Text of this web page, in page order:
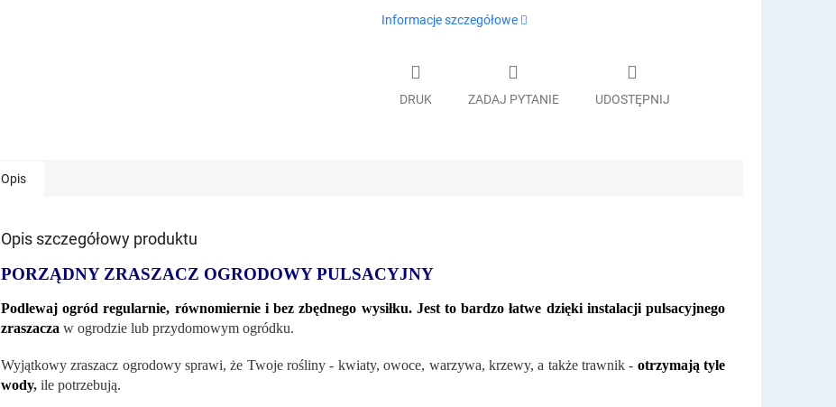
Informacje szczegółowe
DRUK ZADAJ PYTANIE UDOSTĘPNIJ
Opis
Opis szczegółowy produktu
PORZĄDNY ZRASZACZ OGRODOWY PULSACYJNY
Podlewaj ogród regularnie, równomiernie i bez zbędnego wysiłku. Jest to bardzo łatwe dzięki instalacji pulsacyjnego
zraszacza w ogrodzie lub przydomowym ogródku.
Wyjątkowy zraszacz ogrodowy sprawi, że Twoje rośliny - kwiaty, owoce, warzywa, krzewy, a także trawnik - otrzymają tyle
wody, ile potrzebują.